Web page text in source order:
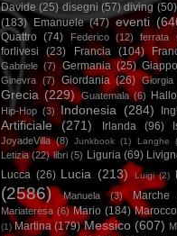
Davide (25) disegni (57) diving (50)
(183)
Emanuele (47) eventi
Quattro (74) Federico (12) ferrata
forlivesi (23) Francia (104)
Gabriele (7) Germania (25)
Ginevra (7) Giordania (26) Giorgia
Grecia (229) Guatemala (6)
Hip-Hop (3) Indonesia (284)
Artificiale
(271) Irlanda (96)
JoyadeVilla (8) Junkbook (1) Langhe
Letizia (22) libri (5) Liguria (69)
Lucca (26) Lucia (213) Luigi (2)
(2586)
Manuela (3) Marche
Mariateresa (6) Mario (184) Marocco
(1) Martina (179) Messico (607)